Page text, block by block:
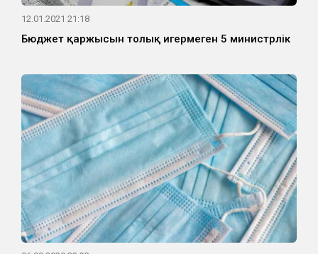
12.01.2021 21:18
Бюджет қаржысын толық игермеген 5 министрлік